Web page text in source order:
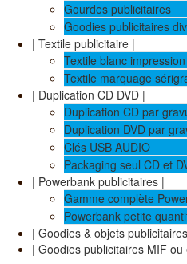
Gourdes publicitaires
Goodies publicitaires
| Textile publicitaire |
Textile blanc
Textile marquage
| Duplication CD DVD |
Duplication CD par
Duplication DVD par
Clés USB AUDIO
Packaging seul CD et
| Powerbank publicitaires |
Gamme complète
Powerbank petite
| Goodies & objets
| Goodies publicitaires MIF ou